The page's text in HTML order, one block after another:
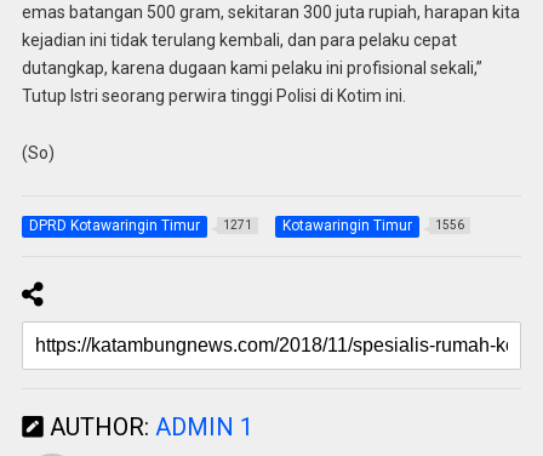
emas batangan 500 gram, sekitaran 300 juta rupiah, harapan kita
kejadian ini tidak terulang kembali, dan para pelaku cepat
dutangkap, karena dugaan kami pelaku ini profisional sekali,”
Tutup Istri seorang perwira tinggi Polisi di Kotim ini.
(So)
DPRD Kotawaringin Timur 1271 Kotawaringin Timur 1556
AUTHOR: ADMIN 1